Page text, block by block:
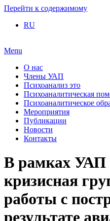
Перейти к содержимому
RU
Menu
О нас
Члены УАП
Психоанализ это
Психоаналитическая
Психоаналитическое
Мероприятия
Публикации
Новости
Контакты
В рамках УАП
кризисная
работы с
результате